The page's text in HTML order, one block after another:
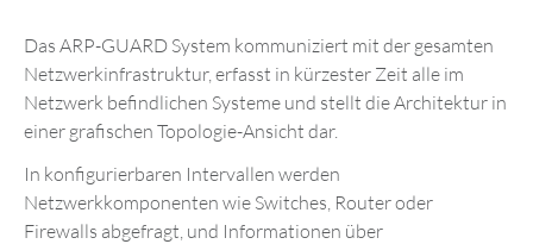
Das ARP-GUARD System kommuniziert mit der gesamten
Netzwerkinfrastruktur, erfasst in kürzester Zeit alle im
Netzwerk befindlichen Systeme und stellt die Architektur in
einer grafischen Topologie-Ansicht dar.
In konfigurierbaren Intervallen werden
Netzwerkkomponenten wie Switches, Router oder
Firewalls abgefragt, und Informationen über